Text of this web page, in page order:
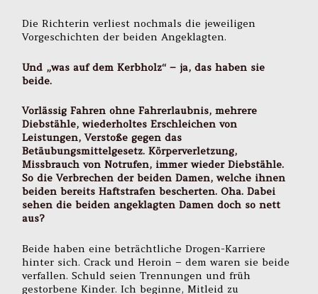
Die Richterin verliest nochmals die jeweiligen
Vorgeschichten der beiden Angeklagten.
Und „was auf dem Kerbholz“ – ja, das haben sie
beide.
Vorlässig Fahren ohne Fahrerlaubnis, mehrere
Diebstähle, wiederholtes Erschleichen von
Leistungen, Verstoße gegen das
Betäubungsmittelgesetz. Körperverletzung,
Missbrauch von Notrufen, immer wieder Diebstähle.
So die Verbrechen der beiden Damen, welche ihnen
beiden bereits Haftstrafen bescherten. Oha. Dabei
sehen die beiden angeklagten Damen doch so nett
aus?
Beide haben eine beträchtliche Drogen-Karriere
hinter sich. Crack und Heroin – dem waren sie beide
verfallen. Schuld seien Trennungen und früh
gestorbene Kinder. Ich beginne, Mitleid zu